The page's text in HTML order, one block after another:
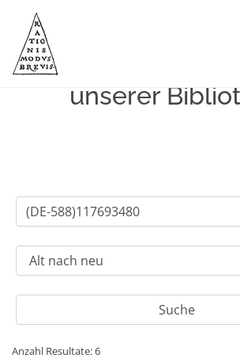
Einfache Suche im
unserer
Anzahl Resultate: 6